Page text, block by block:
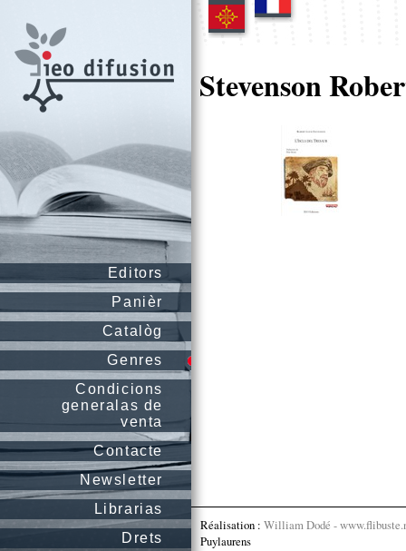
Editors
Panièr
Catalòg
Genres
Condicions
generalas de
venta
Contacte
Newsletter
Librarias
Drets
Stevenson
Réalisation : William Dodé -
Puylaurens